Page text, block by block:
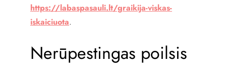
https://labaspasauli.lt/graikija-viskas-
iskaiciuota.
Nerūpestingas poilsis